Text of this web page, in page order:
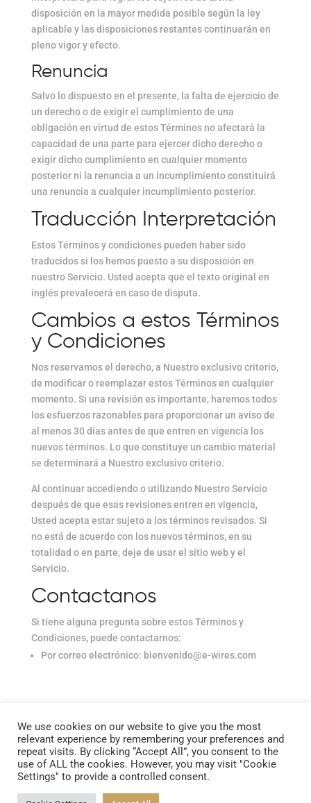
disposición en la mayor medida posible según la ley
aplicable y las disposiciones restantes continuarán en
pleno vigor y efecto.
Renuncia
Salvo lo dispuesto en el presente, la falta de ejercicio de
un derecho o de exigir el cumplimiento de una
obligación en virtud de estos Términos no afectará la
capacidad de una parte para ejercer dicho derecho o
exigir dicho cumplimiento en cualquier momento
posterior ni la renuncia a un incumplimiento constituirá
una renuncia a cualquier incumplimiento posterior.
Traducción Interpretación
Estos Términos y condiciones pueden haber sido
traducidos si los hemos puesto a su disposición en
nuestro Servicio. Usted acepta que el texto original en
inglés prevalecerá en caso de disputa.
Cambios a estos Términos
y Condiciones
Nos reservamos el derecho, a Nuestro exclusivo criterio,
de modificar o reemplazar estos Términos en cualquier
momento. Si una revisión es importante, haremos todos
los esfuerzos razonables para proporcionar un aviso de
al menos 30 días antes de que entren en vigencia los
nuevos términos. Lo que constituye un cambio material
se determinará a Nuestro exclusivo criterio.
Al continuar accediendo o utilizando Nuestro Servicio
después de que esas revisiones entren en vigencia,
Usted acepta estar sujeto a los términos revisados. Si
no está de acuerdo con los nuevos términos, en su
totalidad o en parte, deje de usar el sitio web y el
Servicio.
Contactanos
Si tiene alguna pregunta sobre estos Términos y
Condiciones, puede contactarnos:
Por correo electrónico: bienvenido@e-wires.com
© 2026 Eastern Wires HK Limited. Todos los derechos
We use cookies on our website to give you the most
relevant experience by remembering your preferences and
repeat visits. By clicking “Accept All”, you consent to the
use of ALL the cookies. However, you may visit "Cookie
Settings" to provide a controlled consent.